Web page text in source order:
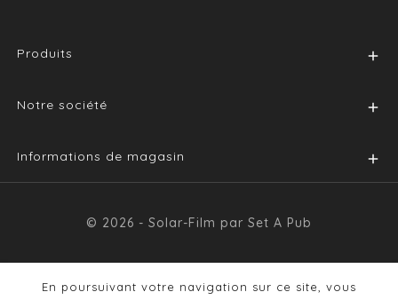
Produits 
Notre société 
Informations de magasin 
© 2026 - Solar-Film par Set A Pub
En poursuivant votre navigation sur ce site, vous